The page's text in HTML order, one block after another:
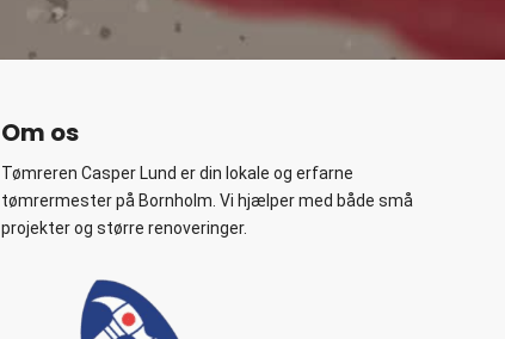
Om os
Tømreren Casper Lund er din lokale og erfarne
tømrermester på Bornholm. Vi hjælper med både små
projekter og større renoveringer.